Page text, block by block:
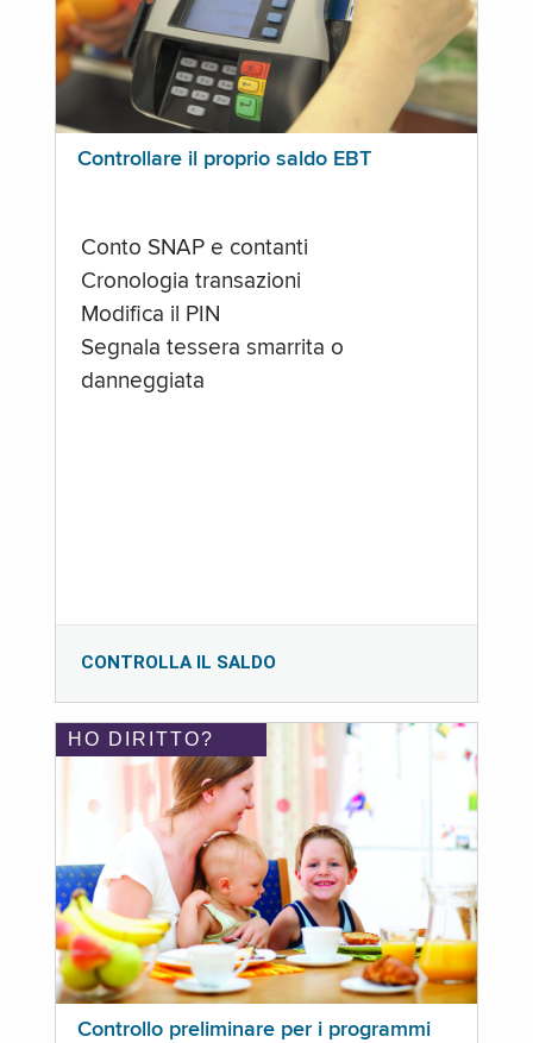
Controllare il proprio saldo EBT
Conto SNAP e contanti
Cronologia transazioni
Modifica il PIN
Segnala tessera smarrita o
danneggiata
CONTROLLA IL SALDO
HO DIRITTO?
Controllo preliminare per i programmi